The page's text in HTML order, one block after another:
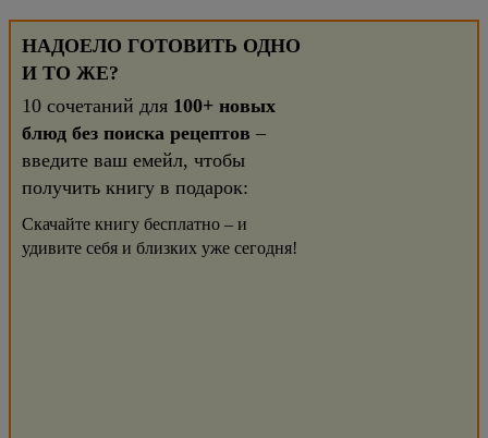
НАДОЕЛО ГОТОВИТЬ ОДНО
И ТО ЖЕ?
10 сочетаний для 100+ новых
блюд без поиска рецептов –
введите ваш емейл, чтобы
получить книгу в подарок:
Скачайте книгу бесплатно – и
удивите себя и близких уже сегодня!